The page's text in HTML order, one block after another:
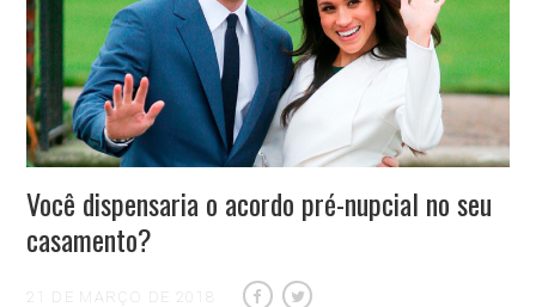
Você dispensaria o acordo pré-nupcial no seu
casamento?
21 DE MARÇO DE 2018